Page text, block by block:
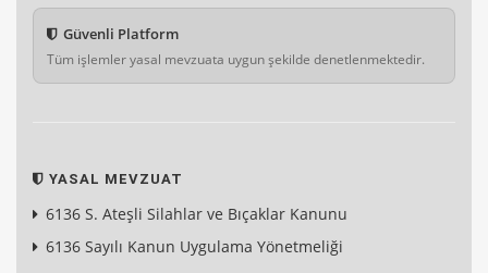
Güvenli Platform
Tüm işlemler yasal mevzuata uygun şekilde denetlenmektedir.
YASAL MEVZUAT
6136 S. Ateşli Silahlar ve Bıçaklar Kanunu
6136 Sayılı Kanun Uygulama Yönetmeliği